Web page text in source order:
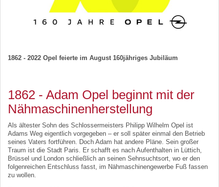
1862 - 2022 Opel feierte im August 160jähriges Jubiläum
1862 - Adam Opel beginnt mit der
Nähmaschinenherstellung
Als ältester Sohn des Schlossermeisters Philipp Wilhelm Opel ist
Adams Weg eigentlich vorgegeben – er soll später einmal den Betrieb
seines Vaters fortführen. Doch Adam hat andere Pläne. Sein großer
Traum ist die Stadt Paris. Er schafft es nach Aufenthalten in Lüttich,
Brüssel und London schließlich an seinen Sehnsuchtsort, wo er den
folgenreichen Entschluss fasst, im Nähmaschinengewerbe Fuß fassen
zu wollen.